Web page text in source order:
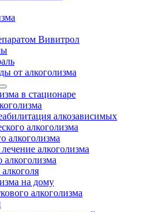
Вивитрол
от алкоголизма
в стационаре
алкозависимых
алкоголизма
алкоголизма
алкоголизма
на дому
алкоголизма